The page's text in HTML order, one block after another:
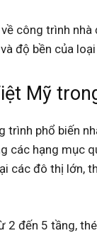
công trình
độ bền của
Mỹ
trình phổ biến
hạng mục
các đô thị lớn,
2 đến 5 tầng,